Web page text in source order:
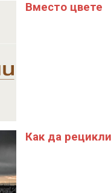
Вместо цвете
Как да